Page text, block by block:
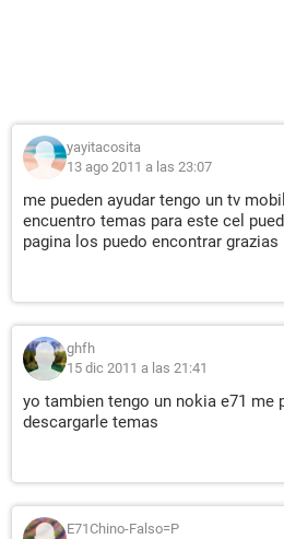
yayitacosita
13 ago 2011 a las 23:07
me pueden ayudar tengo un tv
encuentro temas para este cel
pagina los puedo encontrar grazias
ghfh
15 dic 2011 a las 21:41
yo tambien tengo un nokia e71 me
descargarle temas
E71Chino-Falso=P